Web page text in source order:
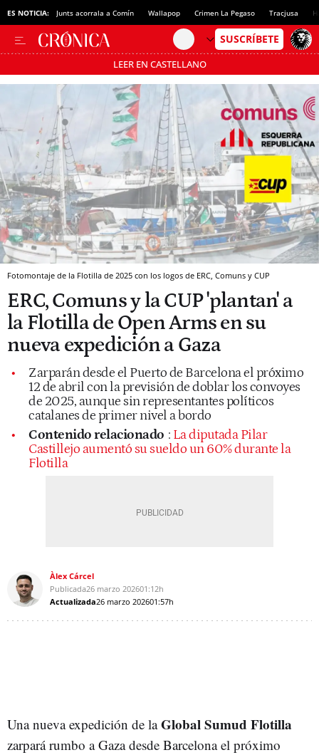
ES NOTICIA: Junts acorrala a Comín Wallapop Crimen La Pegaso Tracjusa
LEER EN CASTELLANO
Pásate al MODO AHORRO
Fotomontaje de la Flotilla de 2025 con los logos de ERC, Comuns y CUP
ERC, Comuns y la CUP 'plantan' a
la Flotilla de Open Arms en su
nueva expedición a Gaza
Zarparán desde el Puerto de Barcelona el próximo
12 de abril con la previsión de doblar los convoyes
de 2025, aunque sin representantes políticos
catalanes de primer nivel a bordo
Contenido relacionado : La diputada Pilar
Castillejo aumentó su sueldo un 60% durante la
Flotilla
Àlex Cárcel
Publicada26 marzo 202601:12h
Actualizada26 marzo 202601:57h
Una nueva expedición de laGlobal Sumud Flotilla
zarpará rumbo a Gaza desde Barcelona el próximo